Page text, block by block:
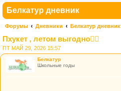
Белкатур дневник
Форумы Дневники Белкатур дневник
Пхукет , летом выгодно👍🏼
ПТ МАЙ 29, 2026 15:57
Белкатур
Школьные годы